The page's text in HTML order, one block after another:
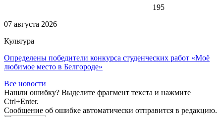
195
07 августа 2026
Культура
Определены победители конкурса студенческих работ «Моё
любимое место в Белгороде»
Все новости
Нашли ошибку? Выделите фрагмент текста и нажмите
Ctrl+Enter.
Сообщение об ошибке автоматически отправится в редакцию.